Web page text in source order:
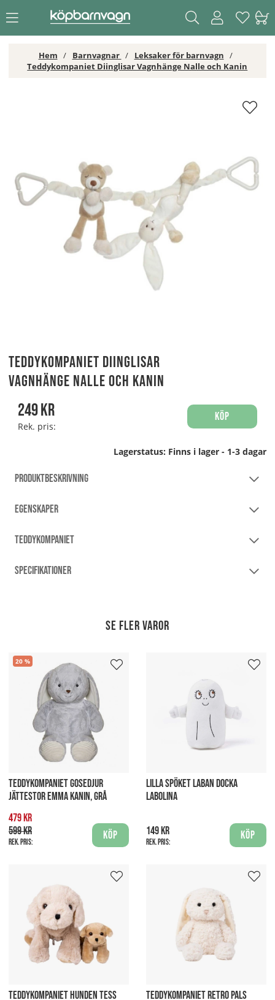
Hem Barnvagnar
Leksaker för barnvagn
Teddykompaniet Diinglisar Vagnhänge Nalle och Kanin
Teddykompaniet Diinglisar
Vagnhänge Nalle och Kanin
249kr
Rek. pris:
Köp
Lagerstatus: Finns i lager - 1-3 dagar
PRODUKTBESKRIVNING
EGENSKAPER
TEDDYKOMPANIET
SPECIFIKATIONER
Se fler varor
20
TEDDYKOMPANIET GOSEDJUR
JÄTTESTOR EMMA KANIN, GRÅ
479 kr
599 kr
Rek. pris:
Köp
LILLA SPÖKET LABAN DOCKA
LABOLINA
149 kr
Rek. pris:
Köp
TEDDYKOMPANIET HUNDEN TESS
TEDDYKOMPANIET RETRO PALS